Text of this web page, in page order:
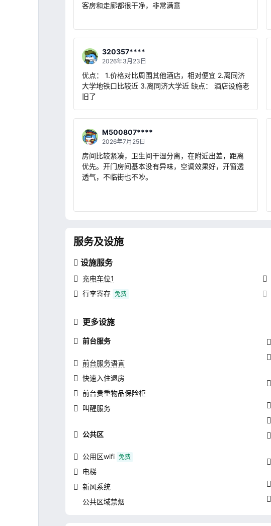
客房和走廊都很干净，非常满意
320357****
2026年3月23日
优点： 1.价格对比周围其他酒店，相对便宜 2.离同济
大学地铁口比较近 3.离同济大学近 缺点： 酒店设施老
旧了
M500807****
2026年7月25日
房间比较紧凑，卫生间干湿分离，在附近出差，距离
优先。开门房间基本没有异味，空调效果好，开窗透
透气，不临街也不吵。
服务及设施
设施服务
充电车位1
行李寄存 免费
更多设施
前台服务
前台服务语言
快速入住退房
前台贵重物品保险柜
叫醒服务
公共区
公用区wifi 免费
电梯
新风系统
公共区域禁烟